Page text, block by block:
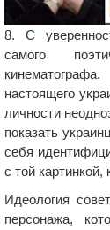
8. С
самого
настоящего
личности
показать
себя
с той картинкой,
Идеология
персонажа,